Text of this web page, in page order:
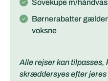
Sovekupe m/
Børnerabatter
voksne
Alle rejser kan tilpasses,
skræddersyes efter jeres